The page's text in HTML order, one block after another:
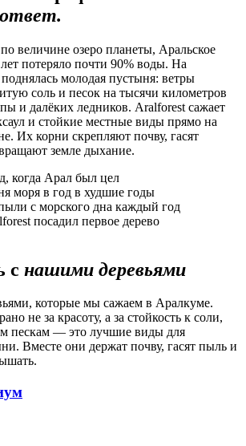
величине озеро планеты, Аральское
потеряло почти 90% воды. На
молодая пустыня: ветры
соль и песок на тысячи километров
и далёких ледников. Aralforest сажает
и стойкие местные виды прямо на
Их корни скрепляют почву, гасят
земле дыхание.
когда Арал был цел
моря в год в худшие годы
с морского дна каждый год
посадил первое дерево
с нашими деревьями
которые мы сажаем в Аралкуме.
не за красоту, а за стойкость к соли,
пескам — это лучшие виды для
Вместе они держат почву, гасят пыль и